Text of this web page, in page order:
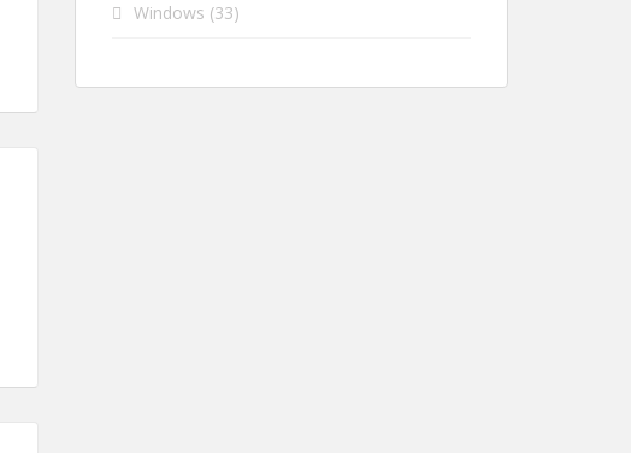
Windows (33)